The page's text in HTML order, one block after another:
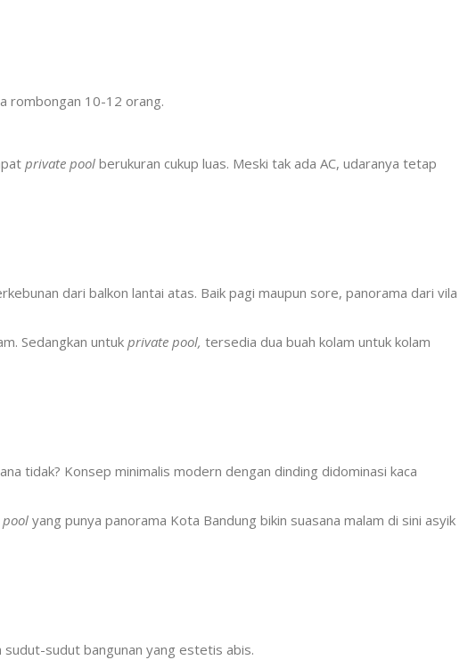
rombongan 10-12 orang.
private pool berukuran cukup luas. Meski tak ada AC, udaranya tetap
dari balkon lantai atas. Baik pagi maupun sore, panorama dari vila
Sedangkan untuk private pool, tersedia dua buah kolam untuk kolam
tidak? Konsep minimalis modern dengan dinding didominasi kaca
yang punya panorama Kota Bandung bikin suasana malam di sini asyik
sudut bangunan yang estetis abis.